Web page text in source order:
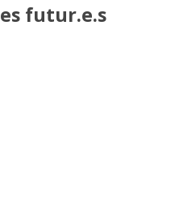
futur.e.s